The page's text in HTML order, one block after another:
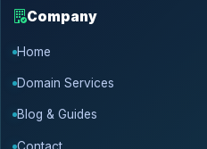
Company
Home
Domain Services
Blog & Guides
Contact